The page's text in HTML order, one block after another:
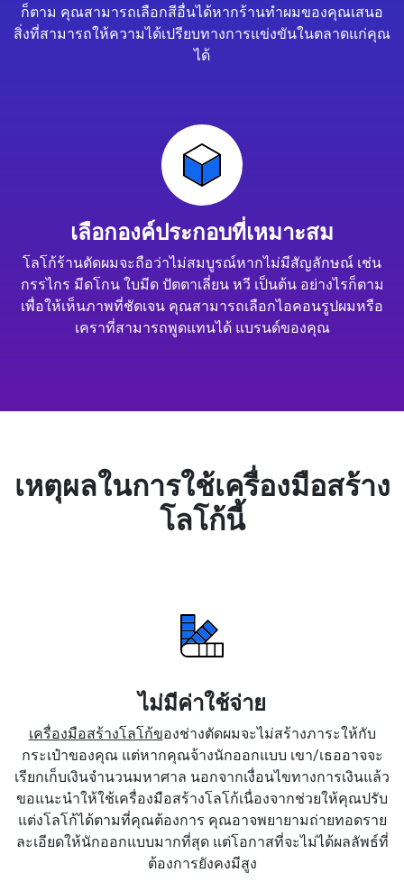
ก็ตาม คุณสามารถเลือกสีอื่นได้หากร้านทำผมของคุณเสนอ
สิ่งที่สามารถให้ความได้เปรียบทางการแข่งขันในตลาดแก่คุณ
ได้
เลือกองค์ประกอบที่เหมาะสม
โลโก้ร้านตัดผมจะถือว่าไม่สมบูรณ์หากไม่มีสัญลักษณ์ เช่น
กรรไกร มีดโกน ใบมีด ปัตตาเลี่ยน หวี เป็นต้น อย่างไรก็ตาม
เพื่อให้เห็นภาพที่ชัดเจน คุณสามารถเลือกไอคอนรูปผมหรือ
เคราที่สามารถพูดแทนได้ แบรนด์ของคุณ
เหตุผลในการใช้เครื่องมือสร้าง
โลโก้นี้
ไม่มีค่าใช้จ่าย
เครื่องมือสร้างโลโก้ของช่างตัดผมจะไม่สร้างภาระให้กับ
กระเป๋าของคุณ แต่หากคุณจ้างนักออกแบบ เขา/เธออาจจะ
เรียกเก็บเงินจำนวนมหาศาล นอกจากเงื่อนไขทางการเงินแล้ว
ขอแนะนำให้ใช้เครื่องมือสร้างโลโก้เนื่องจากช่วยให้คุณปรับ
แต่งโลโก้ได้ตามที่คุณต้องการ คุณอาจพยายามถ่ายทอดราย
ละเอียดให้นักออกแบบมากที่สุด แต่โอกาสที่จะไม่ได้ผลลัพธ์ที่
ต้องการยังคงมีสูง